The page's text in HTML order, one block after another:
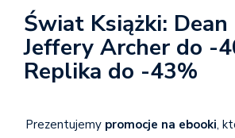
Świat Książki:
Jeffery Archer do -
Replika do -43%
Prezentujemy promocje na ebooki,